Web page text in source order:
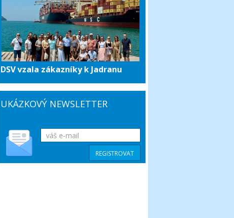
DSV vzala zákazníky k Jadranu
UKÁZKOVÝ NEWSLETTER